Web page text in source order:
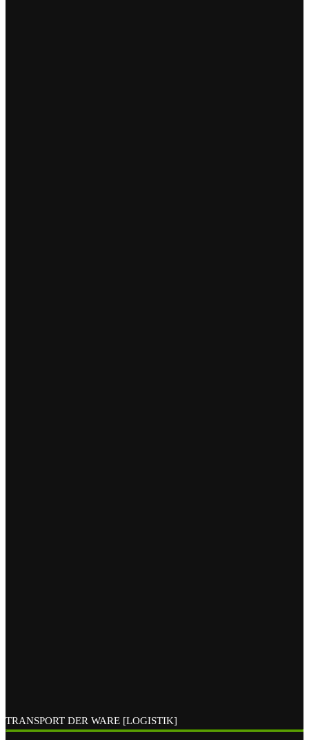
TRANSPORT DER WARE [LOGISTIK]